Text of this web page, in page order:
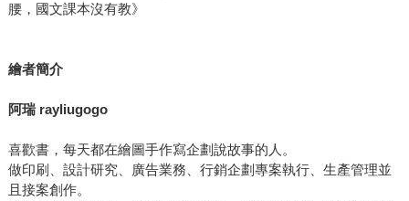
腰，國文課本沒有教》
繪者簡介
阿瑞 rayliugogo
喜歡書，每天都在繪圖手作寫企劃說故事的人。
做印刷、設計研究、廣告業務、行銷企劃專案執行、生產管理並
且接案創作。